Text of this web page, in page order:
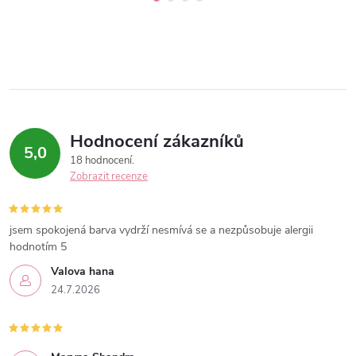
5,0 Hodnocení zákazníků
18 hodnocení
Zobrazit recenze
Valova hana
24.7.2026
jsem spokojená barva vydrží nesmívá se a nezpůsobuje alergii
hodnotím 5